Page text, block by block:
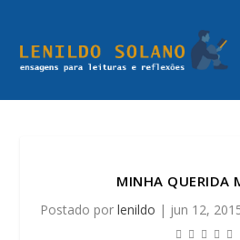
MINHA QUERIDA
Postado por lenildo | jun 12,